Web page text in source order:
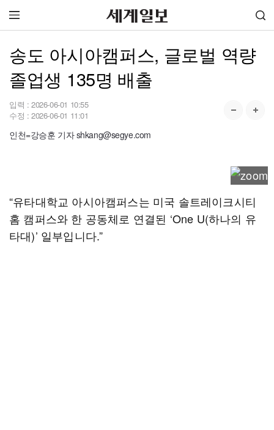
송도 아시아캠퍼스, 글로벌 역량
졸업생 135명 배출
입력 : 2026-06-01 10:55
수정 : 2026-06-01 11:01
인천=강승훈 기자 shkang@segye.com
“유타대학교 아시아캠퍼스는 미국 솔트레이크시티
홈 캠퍼스와 한 공동체로 연결된 ‘One U(하나의 유
타대)’ 일부입니다.”